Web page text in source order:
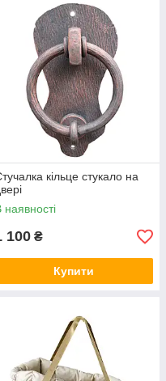
кільце стукало на
наявності
100 ₴
Купити